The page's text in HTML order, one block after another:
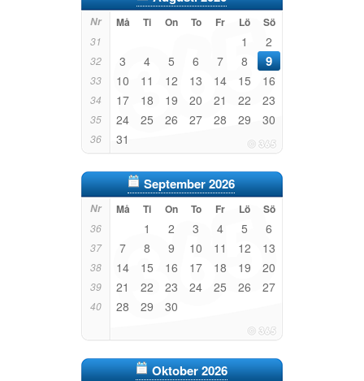
Nr Må Ti On To Fr Lö Sö
31 1 2
32 3 4 5 6 7 8 9
33 10 11 12 13 14 15 16
34 17 18 19 20 21 22 23
35 24 25 26 27 28 29 30
36 31
September 2026
Nr Må Ti On To Fr Lö Sö
36 1 2 3 4 5 6
37 7 8 9 10 11 12 13
38 14 15 16 17 18 19 20
39 21 22 23 24 25 26 27
40 28 29 30
Oktober 2026